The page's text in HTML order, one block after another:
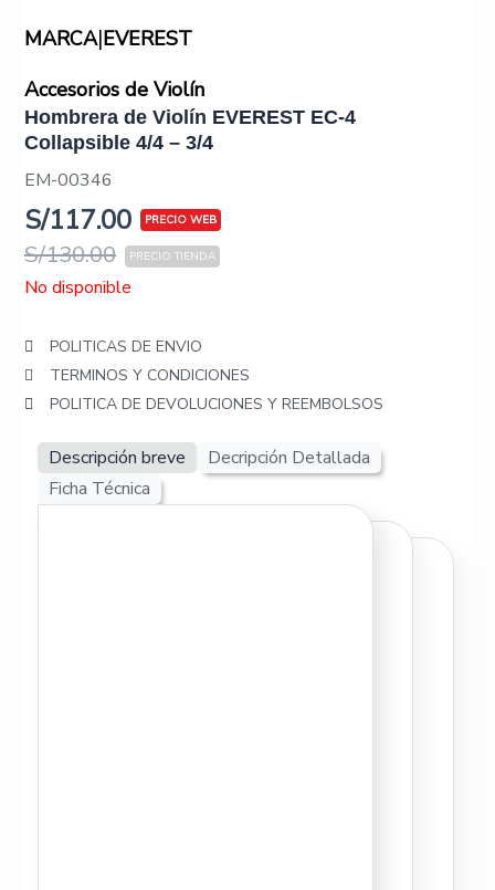
MARCA|EVEREST
Accesorios de Violín
Hombrera de Violín EVEREST EC-4
Collapsible 4/4 – 3/4
EM-00346
S/130.00
S/117.00
No disponible
POLITICAS DE ENVIO
TERMINOS Y CONDICIONES
POLITICA DE DEVOLUCIONES Y REEMBOLSOS
Descripción breve
Decripción Detallada
Ficha Técnica